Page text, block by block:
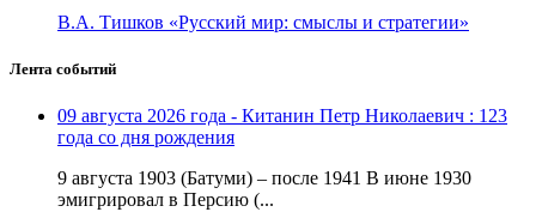
В.А. Тишков «Русский мир: смыслы и стратегии»
Лента событий
09 августа 2026 года - Китанин Петр Николаевич : 123
года со дня рождения
9 августа 1903 (Батуми) – после 1941 В июне 1930
эмигрировал в Персию (...